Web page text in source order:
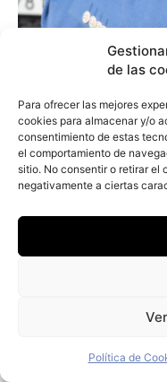
de las
Para ofrecer las mejores
cookies para almacenar y/o
consentimiento de estas
el comportamiento de
sitio. No consentir o retirar el
negativamente a ciertas
Política de
Alejandro
para el eléctrico
Redacción - 7 de junio de 2026